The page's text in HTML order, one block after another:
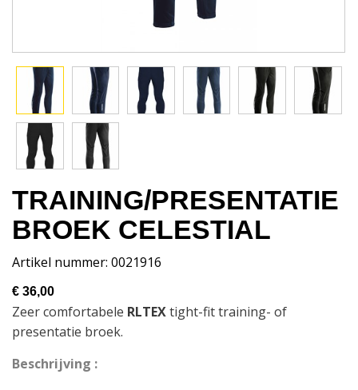
TRAINING/PRESENTATIE
BROEK CELESTIAL
Artikel nummer: 0021916
€ 36,00
Zeer comfortabele RLTEXtight-fit training- of
presentatie broek.
Beschrijving :